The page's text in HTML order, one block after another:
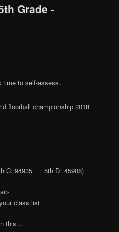
Grade -
time to self-assess.
C: 94935 5th D: 45908)
class list
this…